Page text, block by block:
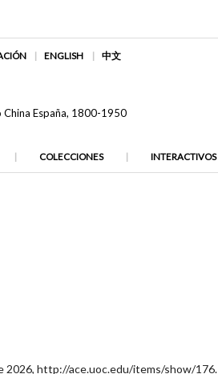
ENGLISH 中文
COLECCIONES INTERACTIVOS
2026,http://ace.uoc.edu/items/show/176.